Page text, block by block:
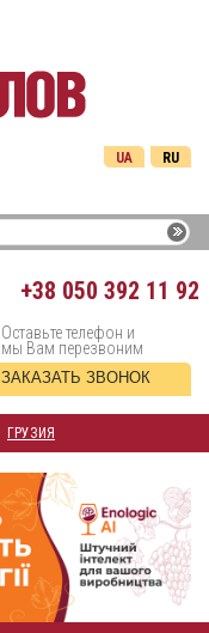
RU
UA
+38 050 392 11 92
Оставьте телефон и
мы Вам перезвоним
ЗАКАЗАТЬ ЗВОНОК
ГРУЗИЯ